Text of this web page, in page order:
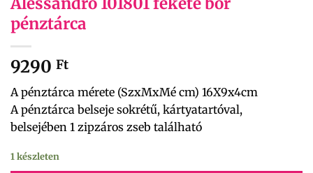
pénztárca
9290 Ft
A pénztárca mérete (SzxMxMé cm) 16X9x4cm
A pénztárca belseje sokrétű, kártyatartóval,
belsejében 1 zipzáros zseb található
1 készleten